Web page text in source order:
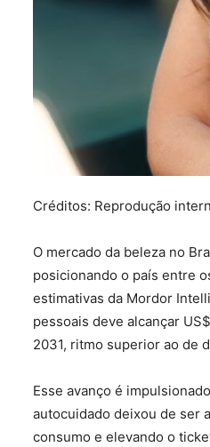
Créditos: Reprodução
O mercado da beleza no
posicionando o país entre
estimativas da Mordor
pessoais deve alcançar
2031, ritmo superior ao de
Esse avanço é
autocuidado deixou de ser
consumo e elevando o